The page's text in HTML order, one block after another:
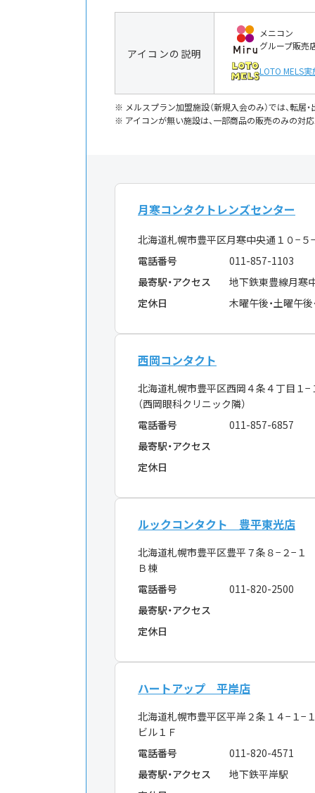
アイコンの説明
メニコン
グループ販売
LOTO MELS実
メルスプラン加盟施設（新規入会のみ）では、転居
アイコンが無い施設は、一部商品の販売のみの対応
月寒コンタクトレンズセンター
北海道札幌市豊平区月寒中央通１０−
電話番号
011-857-1103
最寄駅・アクセス
地下鉄東豊線月寒
定休日
木曜午後・土曜午後
西岡コンタクト
北海道札幌市豊平区西岡４条４丁目
（西岡眼科クリニック隣）
電話番号
011-857-6857
最寄駅・アクセス
定休日
ルックコンタクト 豊平東光店
北海道札幌市豊平区豊平７条８−２−
Ｂ棟
電話番号
011-820-2500
最寄駅・アクセス
定休日
ハートアップ 平岸店
北海道札幌市豊平区平岸２条１４−１−
ビル１Ｆ
電話番号
011-820-4571
最寄駅・アクセス
地下鉄平岸駅